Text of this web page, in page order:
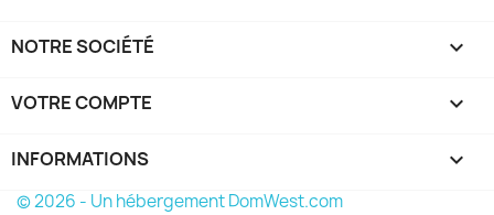
NOTRE SOCIÉTÉ 
VOTRE COMPTE 
INFORMATIONS keyboard_arrow_down
© 2026 - Un hébergement DomWest.com